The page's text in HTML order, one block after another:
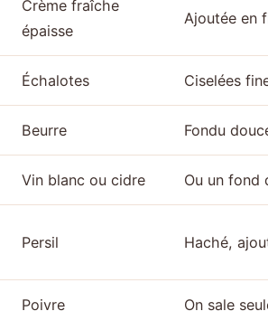
Crème fraîche
épaisse
Ajoutée en
Échalotes Ciselées
Beurre Fondu
Vin blanc ou cidre Ou un fond
Persil Haché,
Poivre On sale